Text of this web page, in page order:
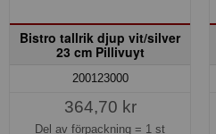
Bistro tallrik djup vit/silver
23 cm Pillivuyt
200123000
364,70 kr
Del av förpackning = 1 st